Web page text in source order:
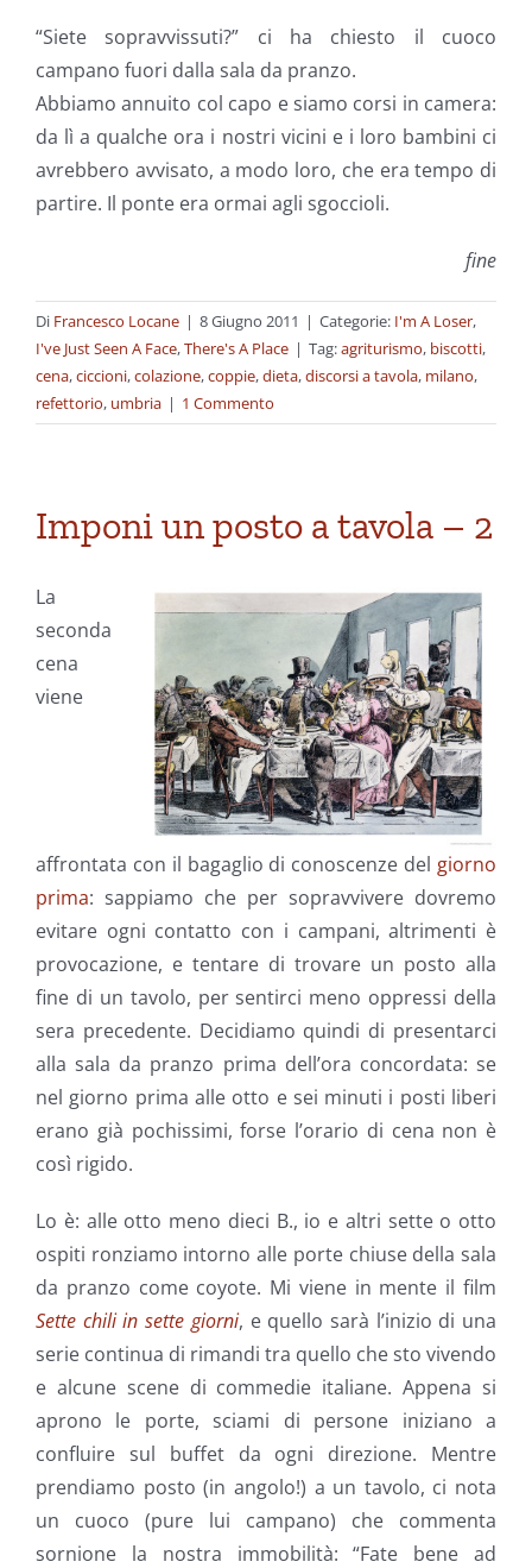
“Siete sopravvissuti?” ci ha chiesto il cuoco
campano fuori dalla sala da pranzo.
Abbiamo annuito col capo e siamo corsi in camera:
da lì a qualche ora i nostri vicini e i loro bambini ci
avrebbero avvisato, a modo loro, che era tempo di
partire. Il ponte era ormai agli sgoccioli.
fine
Di Francesco Locane | 8 Giugno 2011 | Categorie: I'm A Loser,
I've Just Seen A Face,There's A Place | Tag:agriturismo, biscotti,
cena,ciccioni,colazione,coppie,dieta,discorsi a tavola, milano,
refettorio, umbria | 1 Commento
Imponi un posto a tavola – 2
La
seconda
cena
viene
affrontata con il bagaglio di conoscenze del giorno
prima: sappiamo che per sopravvivere dovremo
evitare ogni contatto con i campani, altrimenti è
provocazione, e tentare di trovare un posto alla
fine di un tavolo, per sentirci meno oppressi della
sera precedente. Decidiamo quindi di presentarci
alla sala da pranzo prima dell’ora concordata: se
nel giorno prima alle otto e sei minuti i posti liberi
erano già pochissimi, forse l’orario di cena non è
così rigido.
Lo è: alle otto meno dieci B., io e altri sette o otto
ospiti ronziamo intorno alle porte chiuse della sala
da pranzo come coyote. Mi viene in mente il film
Sette chili in sette giorni, e quello sarà l’inizio di una
serie continua di rimandi tra quello che sto vivendo
e alcune scene di commedie italiane. Appena si
aprono le porte, sciami di persone iniziano a
confluire sul buffet da ogni direzione. Mentre
prendiamo posto (in angolo!) a un tavolo, ci nota
un cuoco (pure lui campano) che commenta
sornione la nostra immobilità: “Fate bene ad